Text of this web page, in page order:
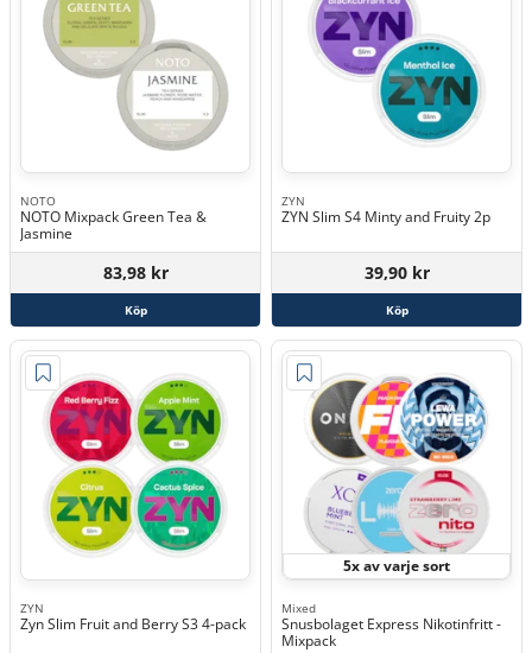
NOTO
NOTO Mixpack Green Tea &
Jasmine
83,98 kr
Köp
ZYN
ZYN Slim S4 Minty and Fruity 2p
39,90 kr
Köp
ZYN
Zyn Slim Fruit and Berry S3 4-pack
5x av varje sort
Mixed
Snusbolaget Express Nikotinfritt -
Mixpack